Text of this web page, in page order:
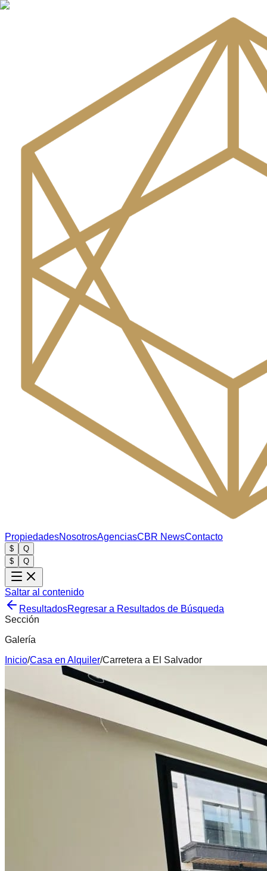
PropiedadesNosotrosAgenciasCBR NewsContacto
$
Q
$
Q
Saltar al contenido
ResultadosRegresar a Resultados de Búsqueda
Sección
Galería
Inicio/Casa en Alquiler/Carretera a El Salvador